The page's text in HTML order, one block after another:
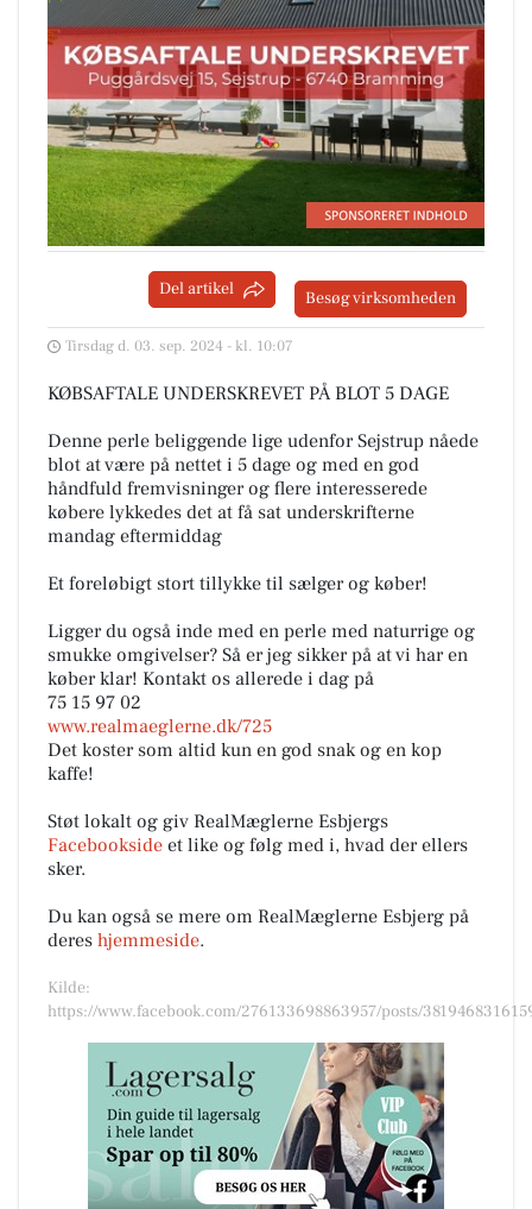
Del artikel Besøg virksomheden
Tirsdag d. 03. sep. 2024 - kl. 10:07
KØBSAFTALE UNDERSKREVET PÅ BLOT 5 DAGE
Denne perle beliggende lige udenfor Sejstrup nåede
blot at være på nettet i 5 dage og med en god
håndfuld fremvisninger og flere interesserede
købere lykkedes det at få sat underskrifterne
mandag eftermiddag
Et foreløbigt stort tillykke til sælger og køber!
Ligger du også inde med en perle med naturrige og
smukke omgivelser? Så er jeg sikker på at vi har en
køber klar! Kontakt os allerede i dag på
75 15 97 02
www.realmaeglerne.dk/725
Det koster som altid kun en god snak og en kop
kaffe! ️
Støt lokalt og giv RealMæglerne Esbjergs
Facebookside et like og følg med i, hvad der ellers
sker.
Du kan også se mere om RealMæglerne Esbjerg på
deres hjemmeside.
Kilde:
https://www.facebook.com/276133698863957/posts/